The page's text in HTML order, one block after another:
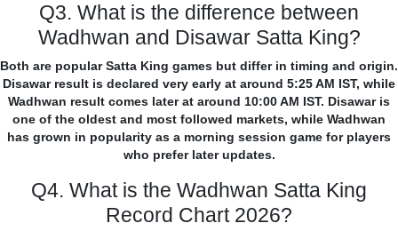
Q3. What is the difference between
Wadhwan and Disawar Satta King?
Both are popular Satta King games but differ in timing and origin.
Disawar result is declared very early at around 5:25 AM IST, while
Wadhwan result comes later at around 10:00 AM IST. Disawar is
one of the oldest and most followed markets, while Wadhwan
has grown in popularity as a morning session game for players
who prefer later updates.
Q4. What is the Wadhwan Satta King
Record Chart 2026?